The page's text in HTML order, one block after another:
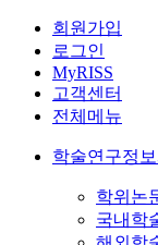
회원가입
로그인
MyRISS
고객센터
전체메뉴
학술연구정
학위논
국내학